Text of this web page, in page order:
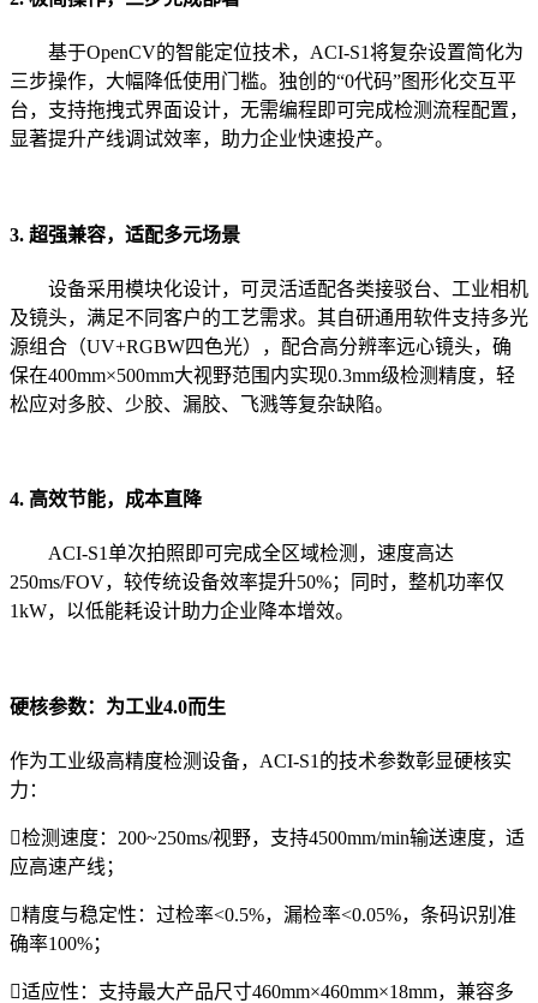
基于OpenCV的智能定位技术，ACI-S1将复杂设置简化为
三步操作，大幅降低使用门槛。独创的“0代码”图形化交互平
台，支持拖拽式界面设计，无需编程即可完成检测流程配置，
显著提升产线调试效率，助力企业快速投产。
3. 超强兼容，适配多元场景
设备采用模块化设计，可灵活适配各类接驳台、工业相机
及镜头，满足不同客户的工艺需求。其自研通用软件支持多光
源组合（UV+RGBW四色光），配合高分辨率远心镜头，确
保在400mm×500mm大视野范围内实现0.3mm级检测精度，轻
松应对多胶、少胶、漏胶、飞溅等复杂缺陷。
4. 高效节能，成本直降
ACI-S1单次拍照即可完成全区域检测，速度高达
250ms/FOV，较传统设备效率提升50%；同时，整机功率仅
1kW，以低能耗设计助力企业降本增效。
硬核参数：为工业4.0而生
作为工业级高精度检测设备，ACI-S1的技术参数彰显硬核实
力：
检测速度：200~250ms/视野，支持4500mm/min输送速度，适
应高速产线；
精度与稳定性：过检率<0.5%，漏检率<0.05%，条码识别准
确率100%；
适应性：支持最大产品尺寸460mm×460mm×18mm，兼容多